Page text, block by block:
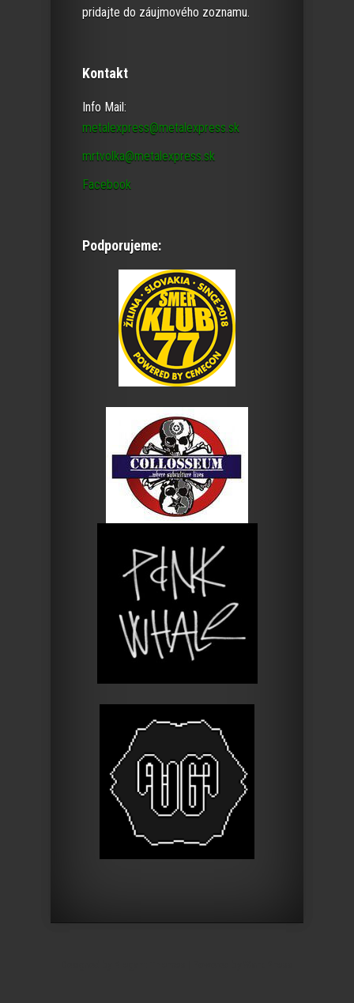
pridajte do záujmového zoznamu.
Kontakt
Info Mail:
metalexpress@metalexpress.sk
mrtvolka@metalexpress.sk
Facebook
Podporujeme: